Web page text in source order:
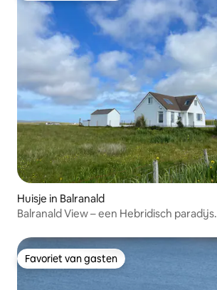
Huisje in Balranald
Balranald View – een Hebridisch paradijs.
Favoriet van gasten
Favoriet van gasten